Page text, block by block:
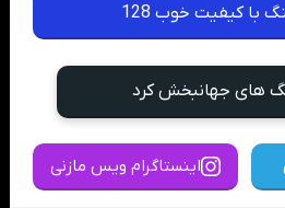
با کیفیت خوب 128
های جهانبخش کرد
اینستاگرام ویس مازنی